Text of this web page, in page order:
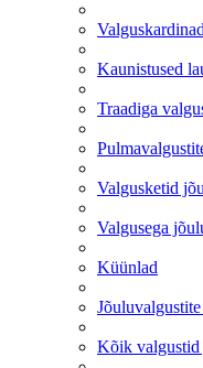
Valguskardinad
Kaunistused
Traadiga
Valgusketid
Valgusega
Küünlad
Kõik valgustid